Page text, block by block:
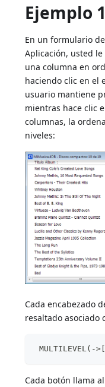
Ejemplo
En un formulario
Aplicación, usted
una columna en
haciendo clic en el
usuario mantiene
mientras hace clic
columnas, la
niveles:
Cada encabezado
resaltado asociado
Cada botón llama